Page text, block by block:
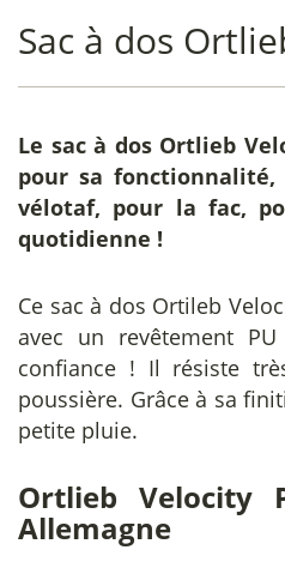
Sac à dos
Le sac à dos Ortlieb
pour sa
vélotaf, pour la fac,
quotidienne !
Ce sac à dos Ortileb
avec un revêtement
confiance ! Il résiste
poussière. Grâce à sa
petite pluie.
Ortlieb Velocity
Allemagne